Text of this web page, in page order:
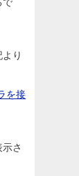
り
を接
さ